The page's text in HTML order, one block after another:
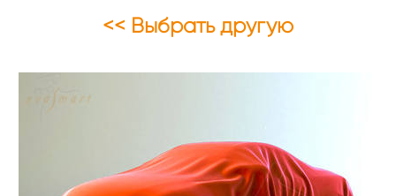
<< Выбрать другую